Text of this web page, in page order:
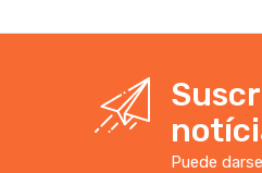
Puede